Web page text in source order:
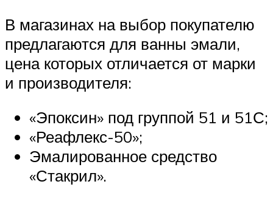
В магазинах на выбор покупателю
предлагаются для ванны эмали,
цена которых отличается от марки
и производителя:
«Эпоксин» под группой 51 и 51С;
«Реафлекс-50»;
Эмалированное средство
«Стакрил».